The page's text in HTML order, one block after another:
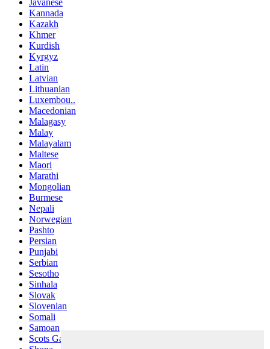
Javanese
Kannada
Kazakh
Khmer
Kurdish
Kyrgyz
Latin
Latvian
Lithuanian
Luxembou..
Macedonian
Malagasy
Malay
Malayalam
Maltese
Maori
Marathi
Mongolian
Burmese
Nepali
Norwegian
Pashto
Persian
Punjabi
Serbian
Sesotho
Sinhala
Slovak
Slovenian
Somali
Samoan
Scots Gaelic